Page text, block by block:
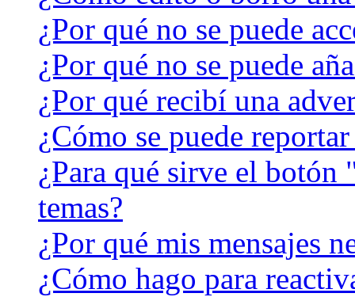
¿Por qué no se puede
¿Por qué no se puede
¿Por qué recibí una
¿Cómo se puede
¿Para qué sirve el
temas?
¿Por qué mis mensajes
¿Cómo hago para